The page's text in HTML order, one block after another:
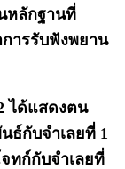
หลักฐานที่
ารรับฟังพยาน
ได้แสดงตน
ธ์กับจำเลยที่ 1
ทก์กับจำเลยที่